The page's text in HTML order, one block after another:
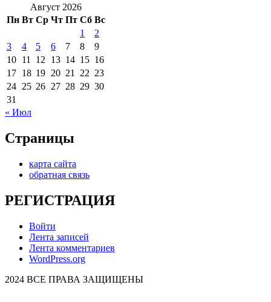
Август 2026
Пн Вт Ср Чт Пт Сб Вс
1
2
3
4 5 6 7 8
9
10 11 12 13 14 15 16
17 18 19 20 21 22 23
24 25 26 27 28 29 30
31
« Июл
Страницы
карта сайта
обратная связь
РЕГИСТРАЦИЯ
Войти
Лента записей
Лента комментариев
WordPress.org
2024 ВСЕ ПРАВА ЗАЩИЩЕНЫ